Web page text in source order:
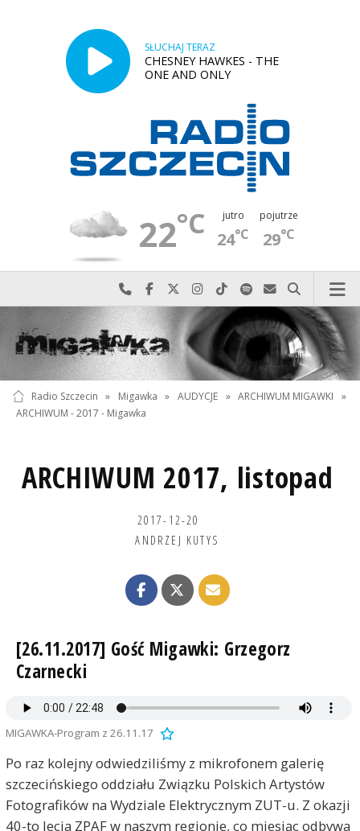
SŁUCHAJ TERAZ
CHESNEY HAWKES - THE
ONE AND ONLY
22°C jutro
24°C
pojutrze
29°C
Najlepiej po prostu do nas zadzwoń
Odwiedź nas na Facebook-u
Odwiedź nas na X
Odwiedź nas na Instagram-ie
Odwiedź nas na TikTok-u
Szukaj nas na Spotify
Wyślij do nas
Szukaj
Radio Szczecin » Migawka » AUDYCJE » ARCHIWUM MIGAWKI
»
ARCHIWUM - 2017 - Migawka
ARCHIWUM 2017, listopad
2017-12-20
ANDRZEJ KUTYS
[26.11.2017] Gość Migawki: Grzegorz
Czarnecki
MIGAWKA-Program z 26.11.17
Po raz kolejny odwiedziliśmy z mikrofonem galerię
szczecińskiego oddziału Związku Polskich Artystów
Fotografików na Wydziale Elektrycznym ZUT-u. Z okazji
40-to lecia ZPAF w naszym regionie, co miesiąc odbywa